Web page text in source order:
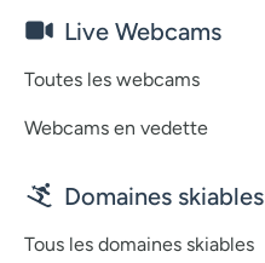
Live Webcams
Toutes les webcams
Webcams en vedette
Domaines skiables
Tous les domaines skiables